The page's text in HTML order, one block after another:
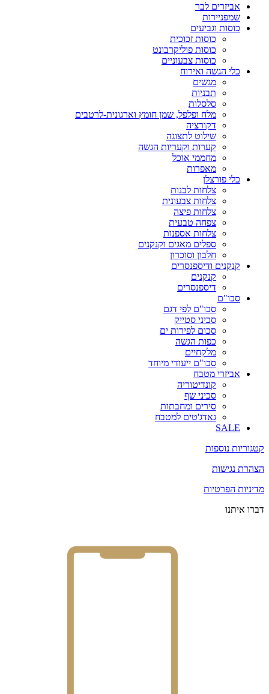
אביזרים לבר
שמפניירות
כוסות וגביעים
כוסות זכוכית
כוסות פוליקרבונט
כוסות צבעוניים
כלי הגשה ואירוח
מגשים
תבניות
סלסלות
מלח ופלפל, שמן חומץ וארגונית-לרטבים
דקורציה
שילוט לתצוגה
קערות וקעריות הגשה
מחממי אוכל
מאפרות
כלי פורצלן
צלחות לבנות
צלחות צבעונית
צלחות פיצה
צפחה טבעית
צלחות אספנות
ספלים מאגים וקנקנים
חלבון וסוכרון
קנקנים ודיספנסרים
קנקנים
דיספנסרים
סכו"ם
סכו"ם לפי דגם
סכיני סטייק
סכום לפירות ים
כפות הגשה
מלקחיים
סכו"ם ייעודי מיוחד
אביזרי מטבח
קונדיטוריה
סכיני שף
סירים ומחבתות
גאדג'טים למטבח
SALE
קטגוריות נוספות
הצהרת נגישות
מדיניות הפרטיות
דברו איתנו